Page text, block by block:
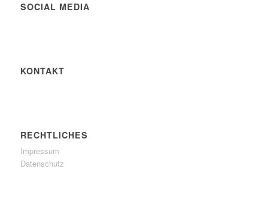
SOCIAL MEDIA
KONTAKT
RECHTLICHES
Impressum
Datenschutz